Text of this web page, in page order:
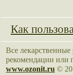
Как
Все лекарственные
рекомендации или
www.ozonit.ru ©